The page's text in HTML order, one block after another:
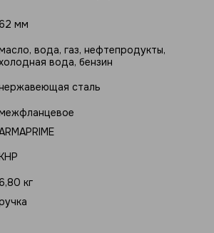
мм
вода, газ, нефтепродукты,
вода, бензин
сталь
кг